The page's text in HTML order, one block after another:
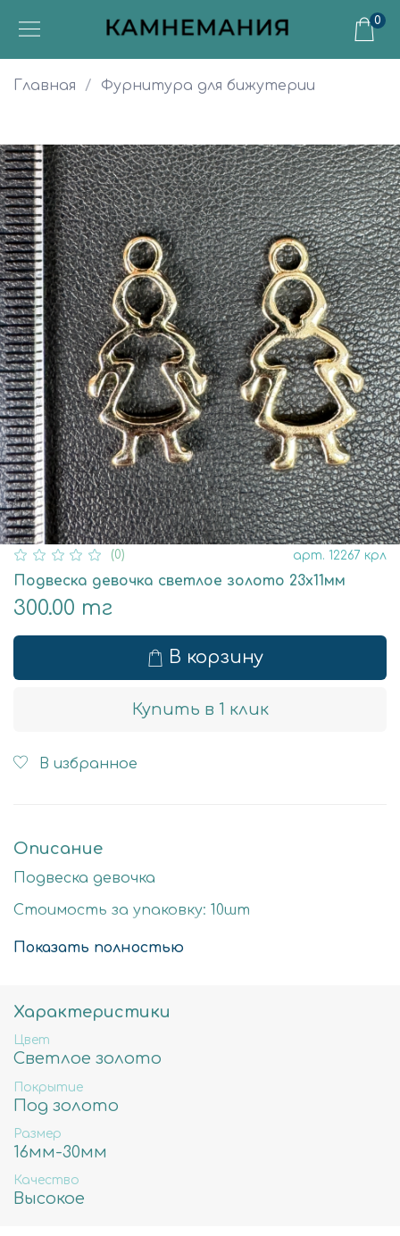
0
Главная Фурнитура для бижутерии
(0) арт. 12267 крл
Подвеска девочка светлое золото 23х11мм
300.00 тг
В корзину
Купить в 1 клик
В избранное
Описание
Подвеска девочка
Стоимость за упаковку: 10шт
Цвет: светлое золото
Состав: Латунь высокого качества
Не содержит свинца, никеля и кадмия.
Показать полностью
Характеристики
Цвет
Светлое золото
Покрытие
Под золото
Размер
16мм-30мм
Качество
Высокое